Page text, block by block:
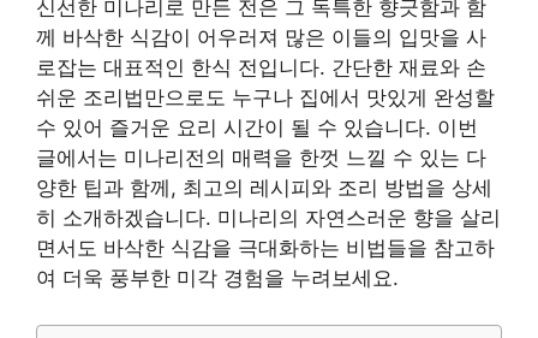
신선한 미나리로 만든 전은 그 독특한 향긋함과 함
께 바삭한 식감이 어우러져 많은 이들의 입맛을 사
로잡는 대표적인 한식 전입니다. 간단한 재료와 손
쉬운 조리법만으로도 누구나 집에서 맛있게 완성할
수 있어 즐거운 요리 시간이 될 수 있습니다. 이번
글에서는 미나리전의 매력을 한껏 느낄 수 있는 다
양한 팁과 함께, 최고의 레시피와 조리 방법을 상세
히 소개하겠습니다. 미나리의 자연스러운 향을 살리
면서도 바삭한 식감을 극대화하는 비법들을 참고하
여 더욱 풍부한 미각 경험을 누려보세요.